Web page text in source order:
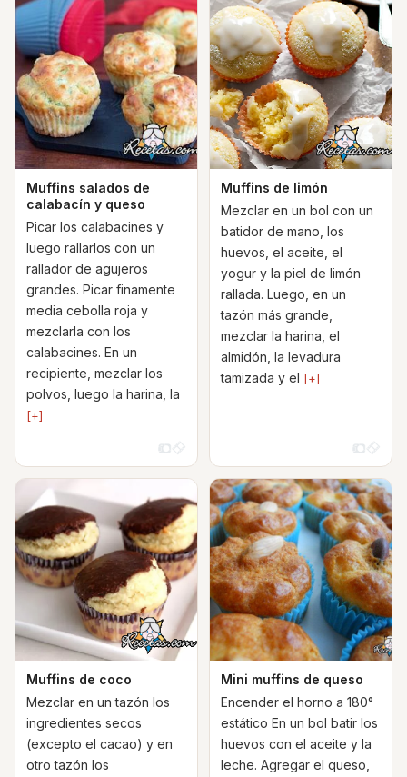
Muffins salados de
calabacín y queso
Picar los calabacines y
luego rallarlos con un
rallador de agujeros
grandes. Picar finamente
media cebolla roja y
mezclarla con los
calabacines. En un
recipiente, mezclar los
polvos, luego la harina, la
[+]
Muffins de limón
Mezclar en un bol con un
batidor de mano, los
huevos, el aceite, el
yogur y la piel de limón
rallada. Luego, en un
tazón más grande,
mezclar la harina, el
almidón, la levadura
tamizada y el [+]
Muffins de coco
Mezclar en un tazón los
ingredientes secos
(excepto el cacao) y en
otro tazón los
Mini muffins de queso
Encender el horno a 180°
estático En un bol batir los
huevos con el aceite y la
leche. Agregar el queso,